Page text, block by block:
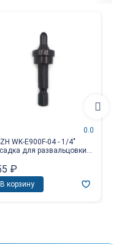
WK-E900F-04 - 1/4"
для развальцовки
0.0
₽
В корзину